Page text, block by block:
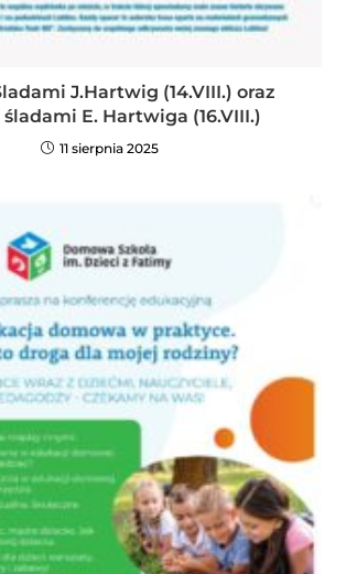
J.Hartwig (14.VIII.) oraz
śladami E. Hartwiga (16.VIII.)
11 sierpnia 2025